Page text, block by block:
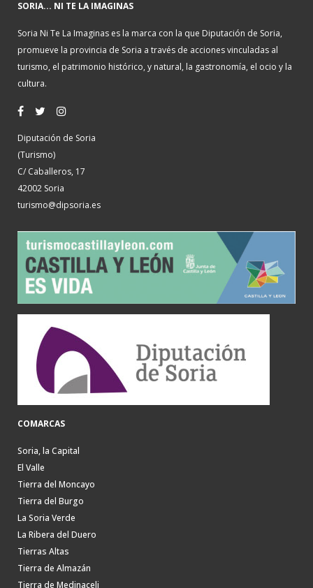
SORIA... NI TE LA IMAGINAS
Soria Ni Te La Imaginas es la marca con la que Diputación de Soria,
promueve la provincia de Soria a través de acciones vinculadas al
turismo, el patrimonio histórico, y natural, la gastronomía, el ocio y la
cultura.
Diputación de Soria
(Turismo)
C/ Caballeros, 17
42002 Soria
turismo@dipsoria.es
COMARCAS
Soria, la Capital
El Valle
Tierra del Moncayo
Tierra del Burgo
La Soria Verde
La Ribera del Duero
Tierras Altas
Tierra de Almazán
Tierra de Medinaceli